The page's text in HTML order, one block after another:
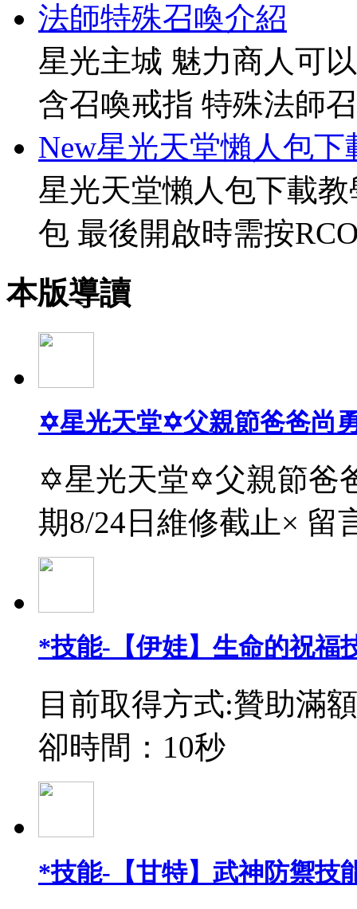
法師特殊召喚介紹
星光主城 魅力商人可
含召喚戒指 特殊法師
New星光天堂懶人包下
星光天堂懶人包下載
包 最後開啟時需按
本版導讀
✡星光天堂✡父親節爸爸尚
✡星光天堂✡父親節爸
期8/24日維修截止× 留
*技能-【伊娃】生命的祝福
目前取得方式:贊助滿
卻時間：10秒
*技能-【甘特】武神防禦技